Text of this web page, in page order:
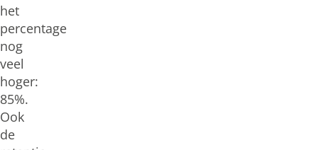
het
percentage
nog
veel
hoger:
85%.
Ook
de